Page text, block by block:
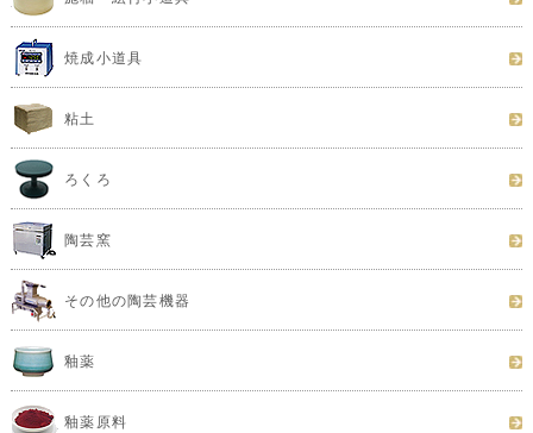
焼成小道具
粘土
ろくろ
陶芸窯
その他の陶芸機器
釉薬
釉薬原料